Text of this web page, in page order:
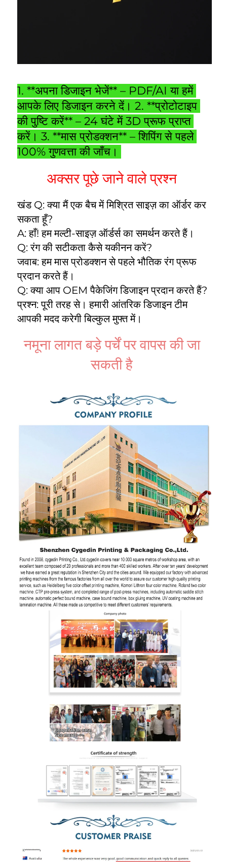
1. **अपना डिजाइन भेजें** – PDF/AI या हमें
आपके लिए डिजाइन करने दें। 2. **प्रोटोटाइप
की पुष्टि करें** – 24 घंटे में 3D प्रूफ प्राप्त
करें। 3. **मास प्रोडक्शन** – शिपिंग से पहले
100% गुणवत्ता की जाँच।
अक्सर पूछे जाने वाले प्रश्न
खंड Q: क्या मैं एक बैच में मिश्रित साइज़ का ऑर्डर कर
सकता हूँ?
A: हाँ! हम मल्टी-साइज़ ऑर्डर्स का समर्थन करते हैं।
Q: रंग की सटीकता कैसे यकीनन करें?
जवाब: हम मास प्रोडक्शन से पहले भौतिक रंग प्रूफ
प्रदान करते हैं।
Q: क्या आप OEM पैकेजिंग डिजाइन प्रदान करते हैं?
प्रश्न: पूरी तरह से। हमारी आंतरिक डिजाइन टीम
आपकी मदद करेगी बिल्कुल मुफ्त में।
नमूना लागत बड़े पर्चें पर वापस की जा
सकती है